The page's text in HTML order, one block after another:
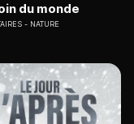
du monde
NATURE